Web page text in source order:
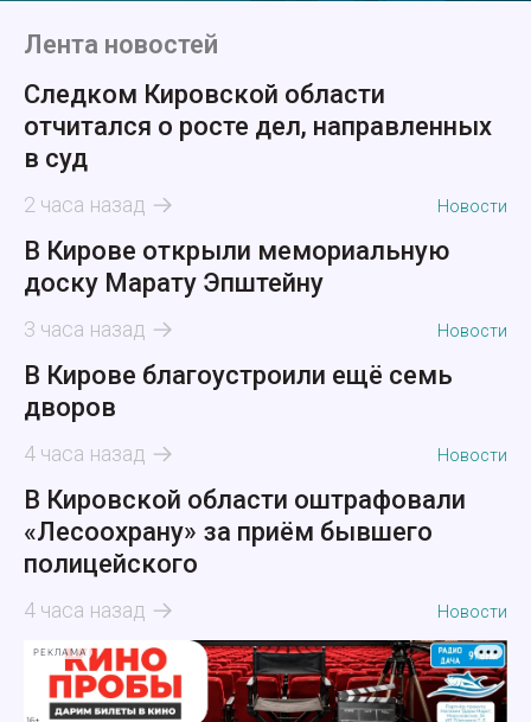
Лента новостей
Следком Кировской области
отчитался о росте дел, направленных
в суд
2 часа назад Новости
В Кирове открыли мемориальную
доску Марату Эпштейну
3 часа назад Новости
В Кирове благоустроили ещё семь
дворов
4 часа назад Новости
В Кировской области оштрафовали
«Лесоохрану» за приём бывшего
полицейского
4 часа назад Новости
РЕКЛАМА